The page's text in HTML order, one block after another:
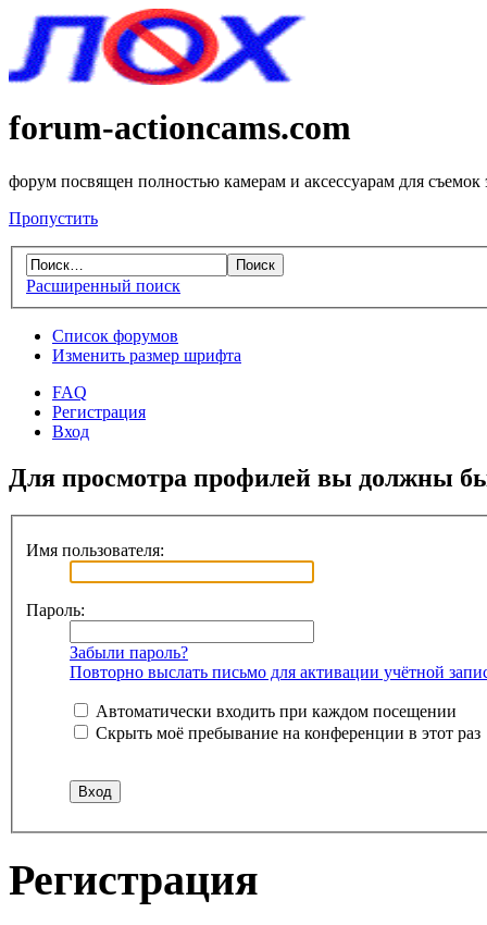
forum-actioncams.com
форум посвящен полностью камерам и аксессуарам для съемок
Пропустить
Расширенный поиск
Список форумов
Изменить размер шрифта
FAQ
Регистрация
Вход
Для просмотра профилей вы должны
Имя пользователя:
Пароль:
Забыли пароль?
Повторно выслать письмо для активации учётной
Автоматически входить при каждом посещении
Скрыть моё пребывание на конференции в этот раз
Регистрация